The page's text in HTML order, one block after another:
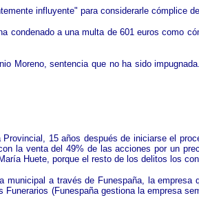
influyente" para considerarle cómplice
a una multa de 601 euros como
Moreno, sentencia que no ha sido
15 años después de iniciarse el
la venta del 49% de las acciones por un
Huete, porque el resto de los delitos los
a través de Funespaña, la
(Funespaña gestiona la empresa